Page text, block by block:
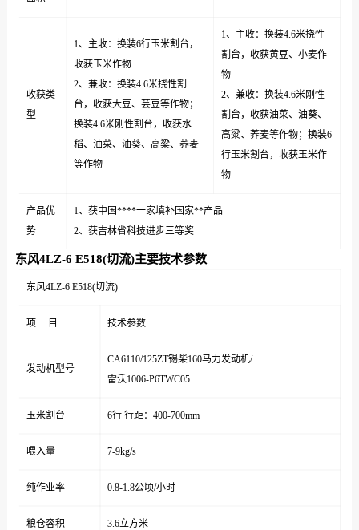
收获类
型
1、主收：换装6行玉米割台，
收获玉米作物
2、兼收：换装4.6米挠性割
台，收获大豆、芸豆等作物；
换装4.6米刚性割台，收获水
稻、油菜、油葵、高粱、荞麦
等作物
1、主收：换装4.6米挠性
割台，收获黄豆、小麦作
物
2、兼收：换装4.6米刚性
割台，收获油菜、油葵、
高粱、荞麦等作物；换装6
行玉米割台，收获玉米作
物
产品优
势
1、获中国****一家填补国家**产品
2、获吉林省科技进步三等奖
东风4LZ-6 E518(切流)主要技术参数
东风4LZ-6 E518(切流)
项 目 技术参数
发动机型号
CA6110/125ZT锡柴160马力发动机/
雷沃1006-P6TWC05
玉米割台 6行 行距：400-700mm
喂入量 7-9kg/s
纯作业率 0.8-1.8公顷/小时
粮仓容积 3.6立方米